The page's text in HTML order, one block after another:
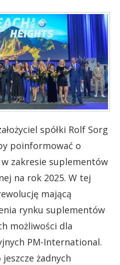
spółki Rolf Sorg
poinformować o
zakresie suplementów
na rok 2025. W tej
mającą
rynku suplementów
możliwości dla
PM-International.
żadnych